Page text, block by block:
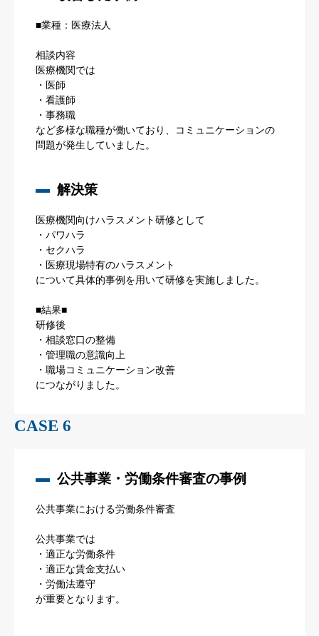
■業種：医療法人
相談内容
医療機関では
・医師
・看護師
・事務職
など多様な職種が働いており、コミュニケーションの
問題が発生していました。
解決策
医療機関向けハラスメント研修として
・パワハラ
・セクハラ
・医療現場特有のハラスメント
について具体的事例を用いて研修を実施しました。
■結果■
研修後
・相談窓口の整備
・管理職の意識向上
・職場コミュニケーション改善
につながりました。
CASE 6
公共事業・労働条件審査の事例
公共事業における労働条件審査
公共事業では
・適正な労働条件
・適正な賃金支払い
・労働法遵守
が重要となります。